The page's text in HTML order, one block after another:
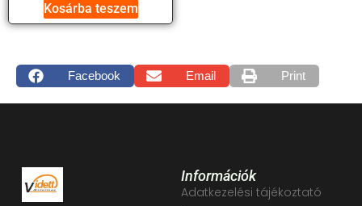
Kosárba teszem
Facebook Email Print
Információk
Adatkezelési tájékoztató